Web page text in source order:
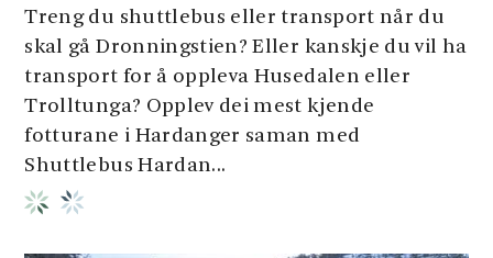
Treng du shuttlebus eller transport når du
skal gå Dronningstien? Eller kanskje du vil ha
transport for å oppleva Husedalen eller
Trolltunga? Opplev dei mest kjende
fotturane i Hardanger saman med
Shuttlebus Hardan...